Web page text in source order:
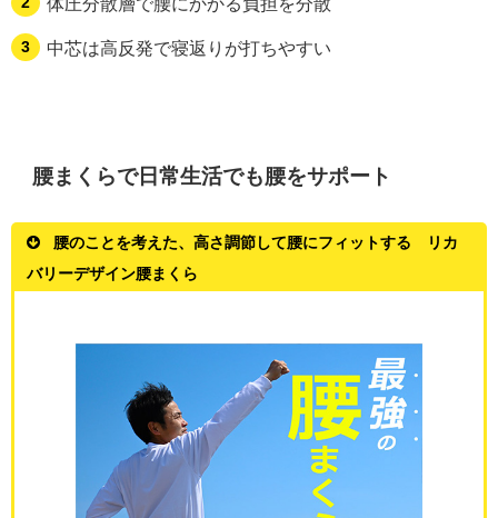
体圧分散層で腰にかかる負担を分散
中芯は高反発で寝返りが打ちやすい
腰まくらで日常生活でも腰をサポート
腰のことを考えた、高さ調節して腰にフィットする リカ
バリーデザイン腰まくら